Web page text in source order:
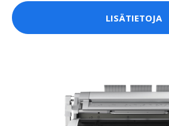
LISÄTIETOJA